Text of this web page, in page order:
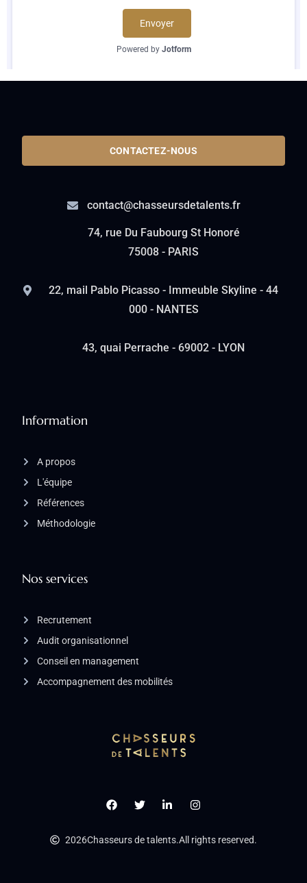
2026Chasseurs de talents.All rights reserved.
Nos services
Recrutement
Audit organisationnel
Conseil en management
Accompagnement des mobilités
Information
A propos
L'équipe
Références
Méthodologie
CONTACTEZ-NOUS
contact@chasseursdetalents.fr
74, rue Du Faubourg St Honoré
75008 - PARIS
22, mail Pablo Picasso - Immeuble Skyline - 44
000 - NANTES
43, quai Perrache - 69002 - LYON